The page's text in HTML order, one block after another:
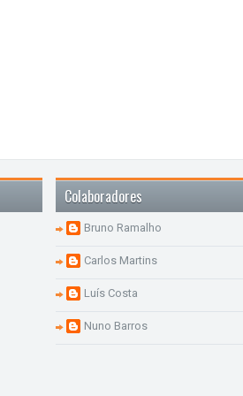
Colaboradores
Bruno Ramalho
Carlos Martins
Luís Costa
Nuno Barros